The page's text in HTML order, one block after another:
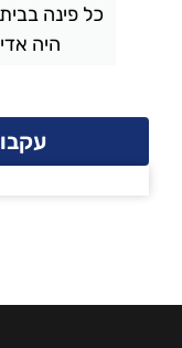
כל פינה
היה